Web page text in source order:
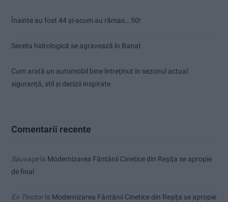
Înainte au fost 44 și-acum au rămas… 50!
Seceta hidrologică se agravează în Banat
Cum arată un automobil bine întreținut în sezonul actual:
siguranță, stil și decizii inspirate
Comentarii recente
Sauvagela Modernizarea Fântânii Cinetice din Reșița se apropie
de final
Ex-Tinctorla Modernizarea Fântânii Cinetice din Reșița se apropie